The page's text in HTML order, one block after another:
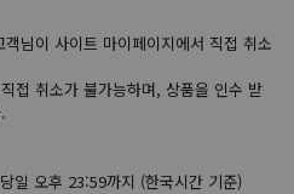
님이 사이트 마이페이지에서 직접 취소
접 취소가 불가능하며, 상품을 인수 받
일 오후 23:59까지 (한국시간 기준)